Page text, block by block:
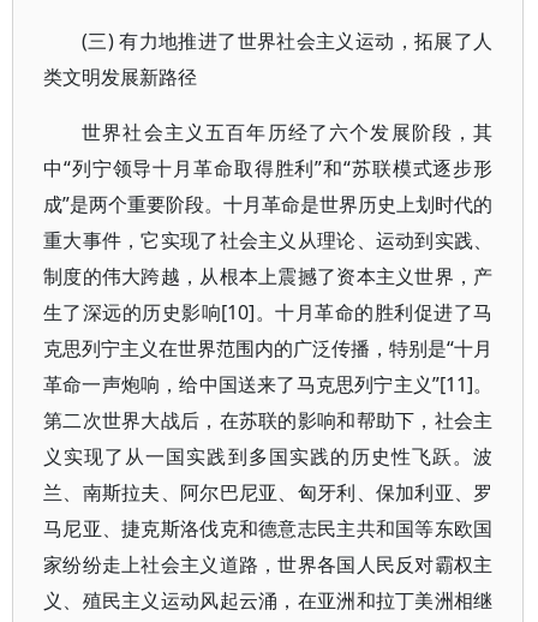
(三) 有力地推进了世界社会主义运动，拓展了人
类文明发展新路径
世界社会主义五百年历经了六个发展阶段，其
中“列宁领导十月革命取得胜利”和“苏联模式逐步形
成”是两个重要阶段。十月革命是世界历史上划时代的
重大事件，它实现了社会主义从理论、运动到实践、
制度的伟大跨越，从根本上震撼了资本主义世界，产
生了深远的历史影响[10]。十月革命的胜利促进了马
克思列宁主义在世界范围内的广泛传播，特别是“十月
革命一声炮响，给中国送来了马克思列宁主义”[11]。
第二次世界大战后，在苏联的影响和帮助下，社会主
义实现了从一国实践到多国实践的历史性飞跃。波
兰、南斯拉夫、阿尔巴尼亚、匈牙利、保加利亚、罗
马尼亚、捷克斯洛伐克和德意志民主共和国等东欧国
家纷纷走上社会主义道路，世界各国人民反对霸权主
义、殖民主义运动风起云涌，在亚洲和拉丁美洲相继